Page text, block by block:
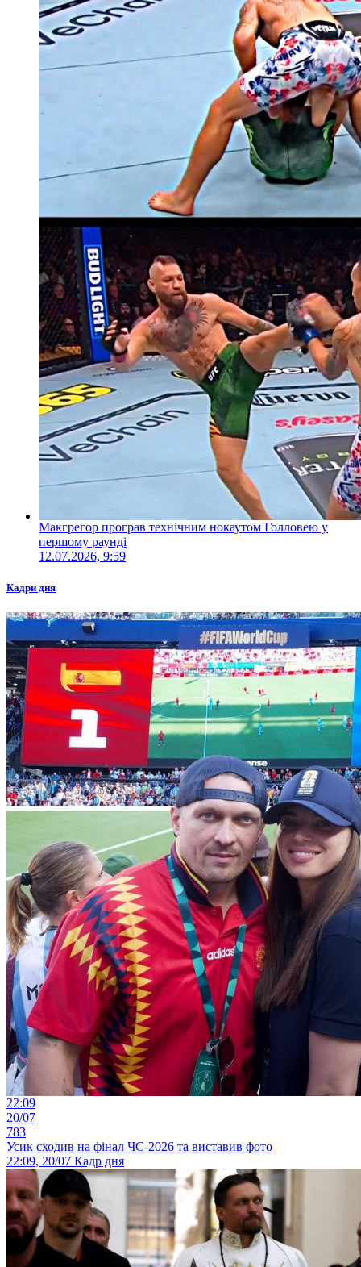
Макгрегор програв технічним нокаутом Голловею у
першому раунді
12.07.2026, 9:59
Кадри дня
22:09
20/07
783
Усик сходив на фінал ЧС-2026 та виставив фото
22:09, 20/07 Кадр дня